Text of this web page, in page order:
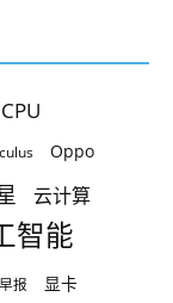
CPU
Oppo
云计算
智能
早报 显卡